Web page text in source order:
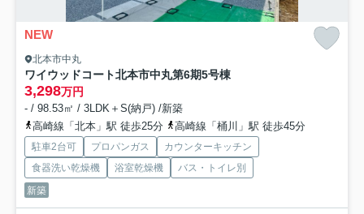
NEW
北本市中丸
ワイウッドコート北本市中丸第6期5号棟
3,298万円
- / 98.53㎡ / 3LDK＋S(納戸) /新築
高崎線「北本」駅 徒歩25分
高崎線「桶川」駅 徒歩45分
駐車2台可 プロパンガス
カウンターキッチン
食器洗い乾燥機
浴室乾燥機
バス・トイレ別
新築